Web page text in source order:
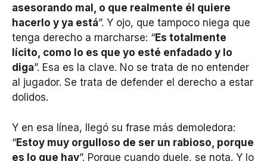
asesorando mal, o que realmente él quiere
hacerlo y ya está”. Y ojo, que tampoco niega que
tenga derecho a marcharse: “Es totalmente
lícito, como lo es que yo esté enfadado y lo
diga”. Esa es la clave. No se trata de no entender
al jugador. Se trata de defender el derecho a estar
dolidos.
Y en esa línea, llegó su frase más demoledora:
“Estoy muy orgulloso de ser un rabioso, porque
es lo que hay”. Porque cuando duele, se nota. Y lo